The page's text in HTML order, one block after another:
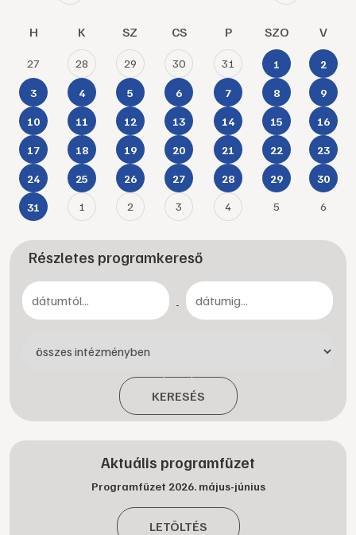
H K SZ CS P SZO V
27 28 29 30 31 1 2
3 4 5 6 7 8 9
10 11 12 13 14 15 16
17 18 19 20 21 22 23
24 25 26 27 28 29 30
31 1 2 3 4 5 6
Részletes programkereső
-
KERESÉS
Aktuális programfüzet
Programfüzet 2026. május-június
LETÖLTÉS